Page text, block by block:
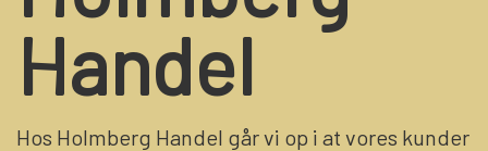
Handel
Hos Holmberg Handel går vi op i at vores kunder